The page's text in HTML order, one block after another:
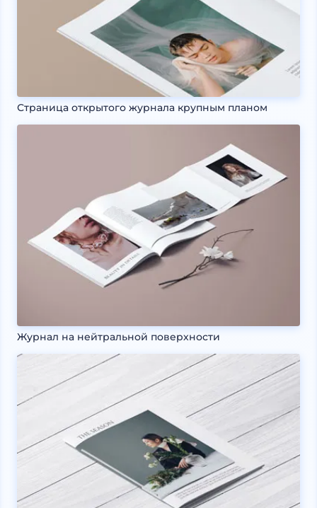
Страница открытого журнала крупным планом
Журнал на нейтральной поверхности